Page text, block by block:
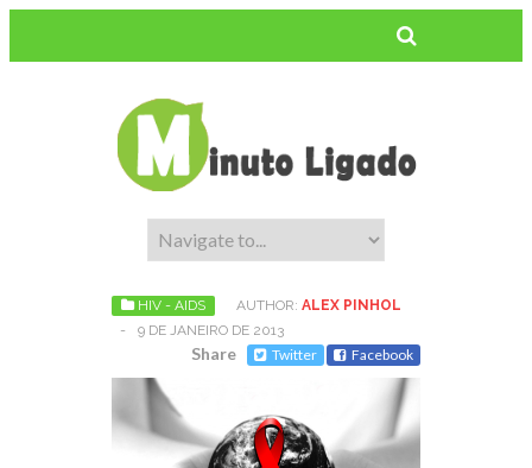
HIV - AIDS AUTHOR: ALEX PINHOL
-
9 DE JANEIRO DE 2013
Share Twitter Facebook